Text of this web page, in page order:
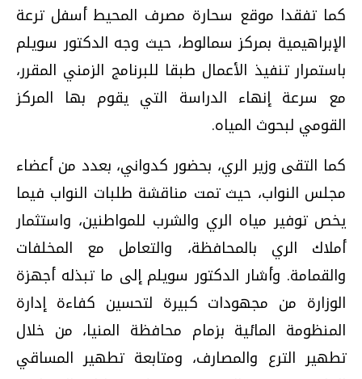
كما تفقدا موقع سحارة مصرف المحيط أسفل ترعة
الإبراهيمية بمركز سمالوط، حيث وجه الدكتور سويلم
باستمرار تنفيذ الأعمال طبقا للبرنامج الزمني المقرر،
مع سرعة إنهاء الدراسة التي يقوم بها المركز
القومي لبحوث المياه.
كما التقى وزير الري، بحضور كدواني، بعدد من أعضاء
مجلس النواب، حيث تمت مناقشة طلبات النواب فيما
يخص توفير مياه الري والشرب للمواطنين، واستثمار
أملاك الري بالمحافظة، والتعامل مع المخلفات
والقمامة. وأشار الدكتور سويلم إلى ما تبذله أجهزة
الوزارة من مجهودات كبيرة لتحسين كفاءة إدارة
المنظومة المائية بزمام محافظة المنيا، من خلال
تطهير الترع والمصارف، ومتابعة تطهير المساقي